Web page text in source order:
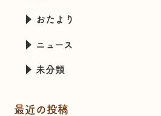
おたより
ニュース
未分類
最近の投稿